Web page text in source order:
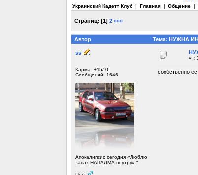
Украинский Кадетт Клуб| Главная| Общение|
Страниц: [1] 2 »»»
Автор Тема: НУЖНА
ss
Карма: +15/-0
Сообщений: 1646
Апокалипсис сегодня «Люблю
запах НАПАЛМА поутру» "
« :
сообственно